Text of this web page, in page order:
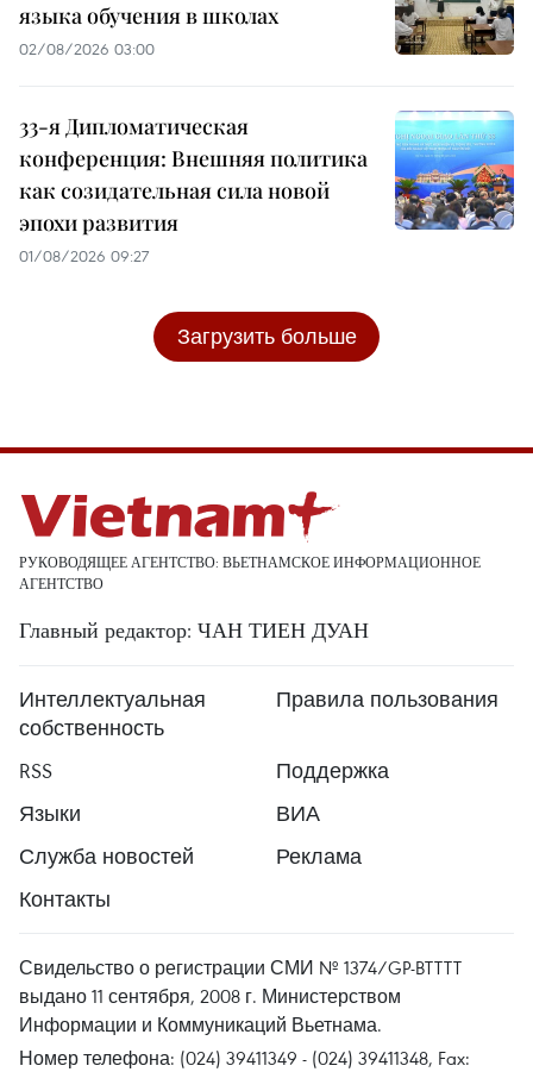
языка обучения в школах
02/08/2026 03:00
33-я Дипломатическая
конференция: Внешняя политика
как созидательная сила новой
эпохи развития
01/08/2026 09:27
Загрузить больше
РУКОВОДЯЩЕЕ АГЕНТСТВО: ВЬЕТНАМСКОЕ ИНФОРМАЦИОННОЕ
АГЕНТСТВО
Главный редактор: ЧАН ТИЕН ДУАН
Интеллектуальная
собственность
Правила пользования
RSS
Поддержка
Языки
ВИА
Служба новостей
Реклама
Контакты
Свидельство о регистрации СМИ № 1374/GP-BTTTT
выдано 11 сентября, 2008 г. Министерством
Информации и Коммуникаций Вьетнама.
Номер телефона: (024) 39411349 - (024) 39411348, Fax: